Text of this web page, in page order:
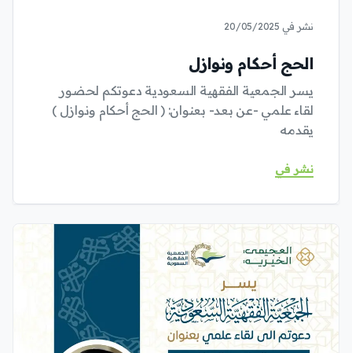
نشر في 20/05/2025
الحج أحكام ونوازل
يسر الجمعية الفقهية السعودية دعوتكم لحضور
لقاء علمي -عن بعد- بعنوان: ( الحج أحكام ونوازل )
يقدمه
نشر في